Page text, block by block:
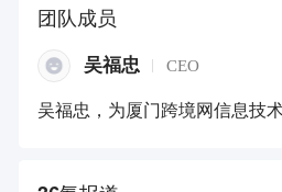
团队成员
吴福忠 CEO
吴福忠，为厦门跨境网信息技